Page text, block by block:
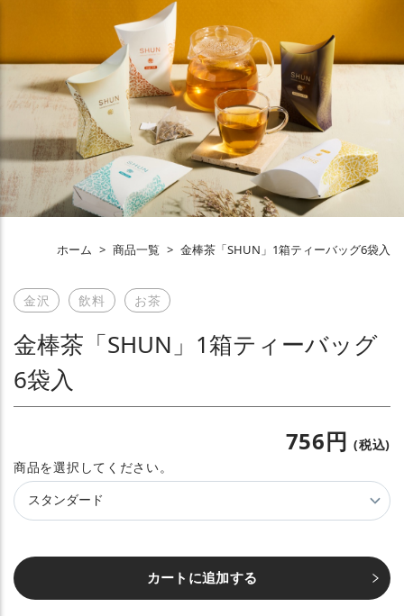
ホーム > 商品一覧 > 金棒茶「SHUN」1箱ティーバッグ6袋入
金沢 飲料 お茶
金棒茶「SHUN」1箱ティーバッグ
6袋入
756円(税込)
フ
レ
バ
ー
カートに追加する